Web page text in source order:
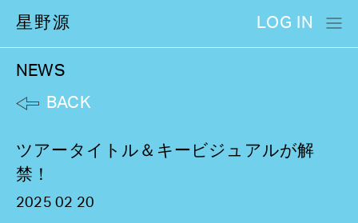
星野源 LOG IN
NEWS
BACK
ツアータイトル＆キービジュアルが解
禁！
2025 02 20